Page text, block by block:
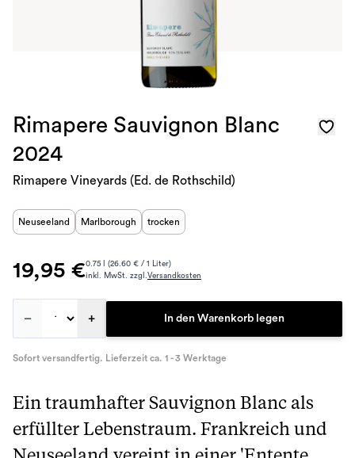
Rimapere Sauvignon Blanc
2024
Rimapere Vineyards (Ed. de Rothschild)
Neuseeland Marlborough trocken
19,95 €0.75 l (26.60 € / 1 Liter)
inkl. MwSt. zzgl.Versandkosten
– + In den Warenkorb legen
Sofort versandfertig. Lieferzeit ca. 1 - 3 Werktage
Ein traumhafter Sauvignon Blanc als
erfüllter Lebenstraum. Frankreich und